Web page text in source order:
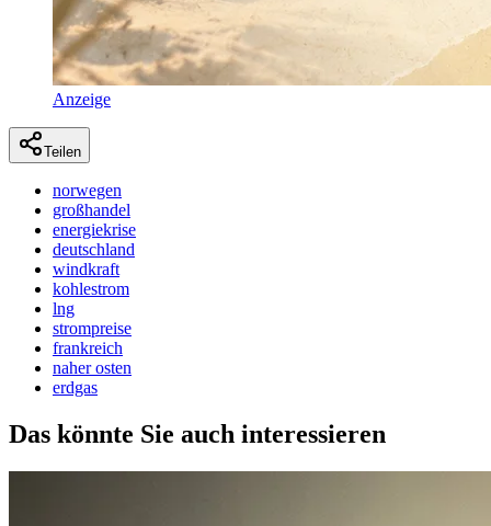
Anzeige
Teilen
norwegen
großhandel
energiekrise
deutschland
windkraft
kohlestrom
lng
strompreise
frankreich
naher osten
erdgas
Das könnte Sie auch interessieren